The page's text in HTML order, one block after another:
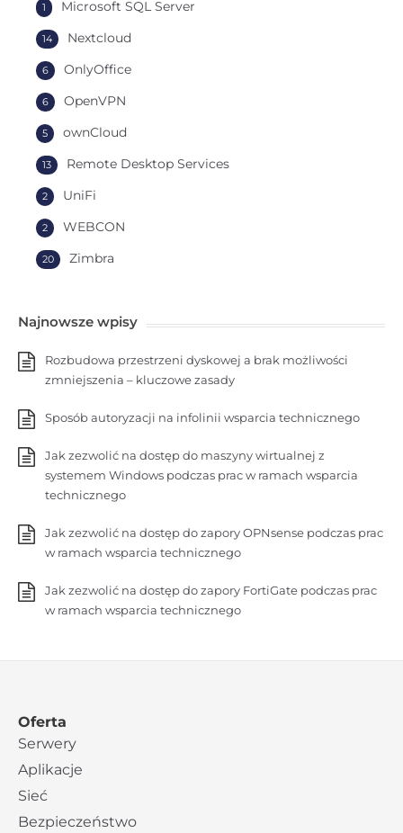
Microsoft SQL Server
1
Nextcloud
14
OnlyOffice
6
OpenVPN
6
ownCloud
5
Remote Desktop Services
13
UniFi
2
WEBCON
2
Zimbra
20
Najnowsze wpisy
Rozbudowa przestrzeni dyskowej a brak możliwości
zmniejszenia – kluczowe zasady
Sposób autoryzacji na infolinii wsparcia technicznego
Jak zezwolić na dostęp do maszyny wirtualnej z
systemem Windows podczas prac w ramach wsparcia
technicznego
Jak zezwolić na dostęp do zapory OPNsense podczas prac
w ramach wsparcia technicznego
Jak zezwolić na dostęp do zapory FortiGate podczas prac
w ramach wsparcia technicznego
Oferta
Serwery
Aplikacje
Sieć
Bezpieczeństwo